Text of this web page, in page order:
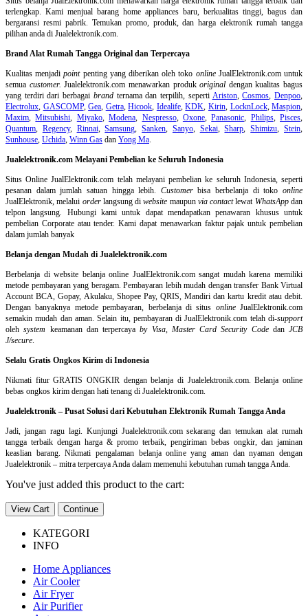
terlengkap. Kami menjual barang home appliances baru, berkualitas tinggi, bagus dan
bergaransi resmi pabrik. Temukan promo, produk, dan harga elektronik rumah tangga
pilihan anda di Jualelektronik.com.
Brand Alat Rumah Tangga Original dan Terpercaya
Kualitas menjadipointpenting yang diberikan oleh toko onlineJualElektronik.com untuk
semua customer. Jualelektronik.com menawarkan produkoriginal dengan kualitas bagus
yang terdiri dari berbagai brandternama dan terpilih, seperti Ariston,Cosmos,Denpoo,
Electrolux, GASCOMP,Gea, Getra,Hicook, Idealife,KDK, Kirin, LocknLock,Maspion,
Maxim,Mitsubishi, Miyako,Modena, Nespresso, Oxone,Panasonic, Philips, Pisces,
Quantum, Regency, Rinnai,Samsung,Sanken, Sanyo, Sekai,Sharp,Shimizu,Stein,
Sunhouse, Uchida, Winn Gas dan Yong Ma.
Jualelektronik.com Melayani Pembelian ke Seluruh Indonesia
Situs Online JualElektronik.com telah melayani pembelian ke seluruh Indonesia, seperti
pesanan dalam jumlah satuan hingga lebih. Customerbisa berbelanja di tokoonline
JualElektronik, melalui orderlangsung diwebsite maupun via contactlewat WhatsAppdan
telpon langsung. Hubungi kami untuk dapat mendapatkan penawaran khusus untuk
pembelian Corporate atau tender. Kami dapat menawarkan faktur pajak untuk pembelian
dalam jumlah banyak
Belanja dengan Mudah di Jualelektronik.com
Berbelanja diwebsite belanja online JualElektronik.com sangat mudah karena memiliki
metode pembayaran yang beragam. Pembayaran lebih mudah dengan transfer Bank Virtual
Account BCA, Gopay, Akulaku, Shopee Pay, QRIS, Mandiri dan kartu kredit atau debit.
Dengan banyaknya metode pembayaran, berbelanja di situs onlineJualElektronik.com
semakin mudah dan aman. Selain itu, pembayaran di JualElektronik.com telah di-support
olehsystem keamanan dan terpercayaby Visa, Master Card Security Codedan JCB
J/secure.
Selalu Gratis Ongkos Kirim di Indonesia
Nikmati fitur GRATIS ONGKIR dengan belanja di Jualelektronik.com. Belanja online
bebas ongkos kirim dengan hati tenang di Jualelektronik.com.
Jualelektronik – Pusat Solusi dari Kebutuhan Elektronik Rumah Tangga Anda
Jadi, jangan ragu lagi. Kunjungi Jualelektronik.com sekarang dan temukan alat rumah
tangga terbaik dengan harga & promo terbaik, pengiriman bebas ongkir, dan jaminan
keaslian barang. Nikmati pengalaman belanja online yang aman dan nyaman dengan
Jualelektronik – mitra terpercaya Anda dalam memenuhi kebutuhan rumah tangga Anda.
You've just added this product to the cart:
View Cart Continue
KATEGORI
INFO
Home Appliances
Air Cooler
Air Fryer
Air Purifier